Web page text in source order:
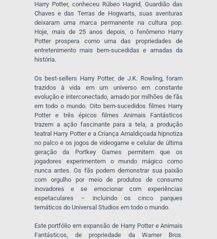
Harry Potter, conheceu Rúbeo Hagrid, Guardião das
Chaves e das Terras de Hogwarts, suas aventuras
deixaram uma marca permanente na cultura pop.
Hoje, mais de 25 anos depois, o fenômeno Harry
Potter prospera como uma das propriedades de
entretenimento mais bem-sucedidas e amadas da
história.
Os best-sellers Harry Potter, de J.K. Rowling, foram
trazidos à vida em um universo em constante
evolução e interconectado, amado por milhões de fãs
em todo o mundo. Oito bem-sucedidos filmes Harry
Potter e três épicos filmes Animais Fantásticos
trazem a ação fascinante para a tela, a produção
teatral Harry Potter e a Criança Amaldiçoada hipnotiza
no palco e os jogos de videogame e celular de última
geração da Portkey Games permitem que os
jogadores experimentem o mundo mágico como
nunca antes. Os fãs podem demonstrar sua paixão
com orgulho por meio de produtos de consumo
inovadores e se emocionar com experiências
espetaculares – incluindo os cinco parques
temáticos do Universal Studios em todo o mundo.
Este portfólio em expansão de Harry Potter e Animais
Fantásticos, de propriedade da Warner Bros.